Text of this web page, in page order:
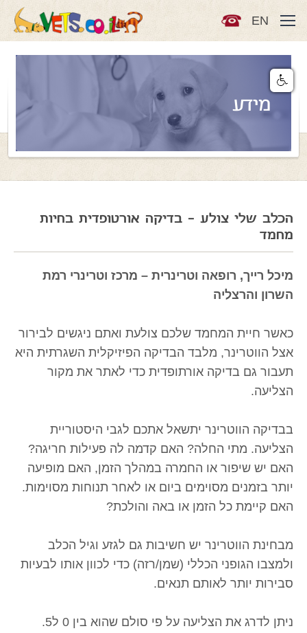
EN
מידע
הכלב שלי צולע - בדיקה אורטופדית בחיות
מחמד
מיכל רייך, רופאה וטרינרית – מרכז וטרינרי רמת
השרון והרצליה
כאשר חיית המחמד שלכם צולעת ואתם ניגשים לבירור
אצל הווטרינר, מלבד הבדיקה הפיזיקלית השגרתית היא
תעבור גם בדיקה אורתופדית כדי לאתר את מקור
הצליעה.
בבדיקה הווטרינר יתשאל אתכם לגבי היסטוריית
הצליעה. מתי החלה? האם קדמה לה פעילות חריגה?
האם יש שיפור או החמרה במהלך הזמן, האם מופיעה
יותר בזמנים מסוימים ביום או לאחר תנוחות מסוימות.
האם קיימת כל הזמן או באה והולכת?
מבחינת הווטרינר יש חשיבות גם לגזע וגיל הכלב
ולמצבו הגופני הכללי (שמן/רזה) כדי לכוון אותו לבעיות
סבירות יותר לאותם תנאים.
ניתן לדרג את הצליעה על פי סולם שהוא בין 0 ל5.